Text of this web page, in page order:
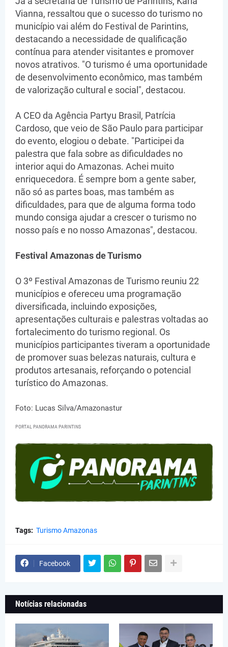
Vianna, ressaltou que o sucesso do turismo no
município vai além do Festival de Parintins,
destacando a necessidade de qualificação
contínua para atender visitantes e promover
novos atrativos. "O turismo é uma oportunidade
de desenvolvimento econômico, mas também
de valorização cultural e social", destacou.
A CEO da Agência Partyu Brasil, Patrícia
Cardoso, que veio de São Paulo para participar
do evento, elogiou o debate. "Participei da
palestra que fala sobre as dificuldades no
interior aqui do Amazonas. Achei muito
enriquecedora. É sempre bom a gente saber,
não só as partes boas, mas também as
dificuldades, para que de alguma forma todo
mundo consiga ajudar a crescer o turismo no
nosso país e no nosso Amazonas", destacou.
Festival Amazonas de Turismo
O 3º Festival Amazonas de Turismo reuniu 22
municípios e ofereceu uma programação
diversificada, incluindo exposições,
apresentações culturais e palestras voltadas ao
fortalecimento do turismo regional. Os
municípios participantes tiveram a oportunidade
de promover suas belezas naturais, cultura e
produtos artesanais, reforçando o potencial
turístico do Amazonas.
Foto: Lucas Silva/Amazonastur
PORTAL PANORAMA PARINTINS
Tags: Turismo Amazonas
Facebook
Notícias relacionadas